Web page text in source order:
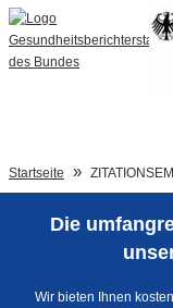
Zum Inhalt
Startseite
Die
Wir bieten Ihnen